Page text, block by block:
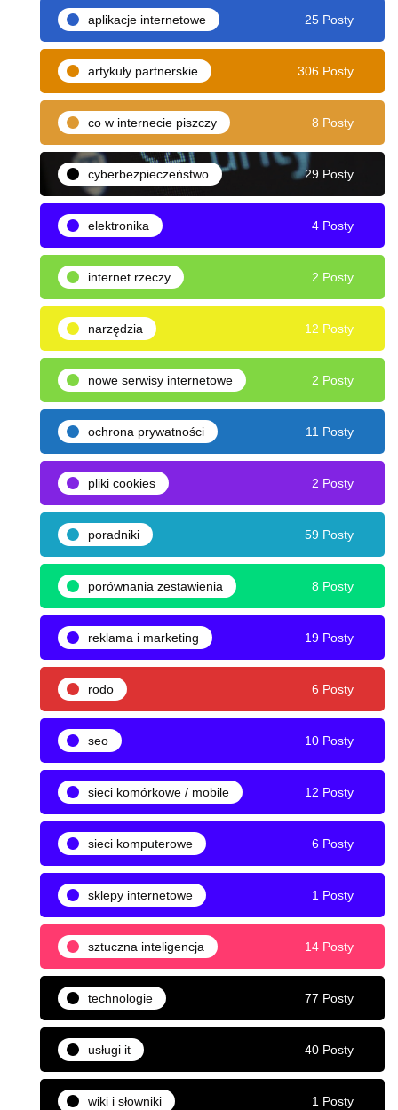
aplikacje internetowe 25 Posty
artykuły partnerskie 306 Posty
co w internecie piszczy 8 Posty
cyberbezpieczeństwo 29 Posty
elektronika 4 Posty
internet rzeczy 2 Posty
narzędzia 12 Posty
nowe serwisy internetowe 2 Posty
ochrona prywatności 11 Posty
pliki cookies 2 Posty
poradniki 59 Posty
porównania zestawienia 8 Posty
reklama i marketing 19 Posty
rodo 6 Posty
seo 10 Posty
sieci komórkowe / mobile 12 Posty
sieci komputerowe 6 Posty
sklepy internetowe 1 Posty
sztuczna inteligencja 14 Posty
technologie 77 Posty
usługi it 40 Posty
wiki i słowniki 1 Posty